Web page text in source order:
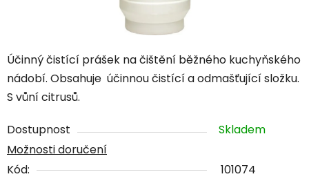
Účinný čistící prášek na čištění běžného kuchyňského
nádobí. Obsahuje účinnou čistící a odmašťující složku.
S vůní citrusů.
Dostupnost
Skladem
Možnosti doručení
Kód:
101074